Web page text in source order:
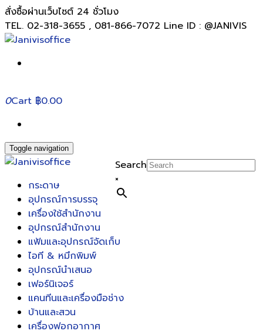
สั่งซื้อผ่านเว็บไซต์ 24 ชั่วโมง
TEL. 02-318-3655 , 081-866-7072 Line ID : @JANIVIS
0Cart ฿0.00
Toggle navigation
Search
×
กระดาษ
อุปกรณ์การบรรจุ
เครื่องใช้สำนักงาน
อุปกรณ์สำนักงาน
แฟ้มและอุปกรณ์จัดเก็บ
ไอที & หมึกพิมพ์
อุปกรณ์นำเสนอ
เฟอร์นิเจอร์
แคนทีนและเครื่องมือช่าง
บ้านและสวน
เครื่องฟอกอากาศ